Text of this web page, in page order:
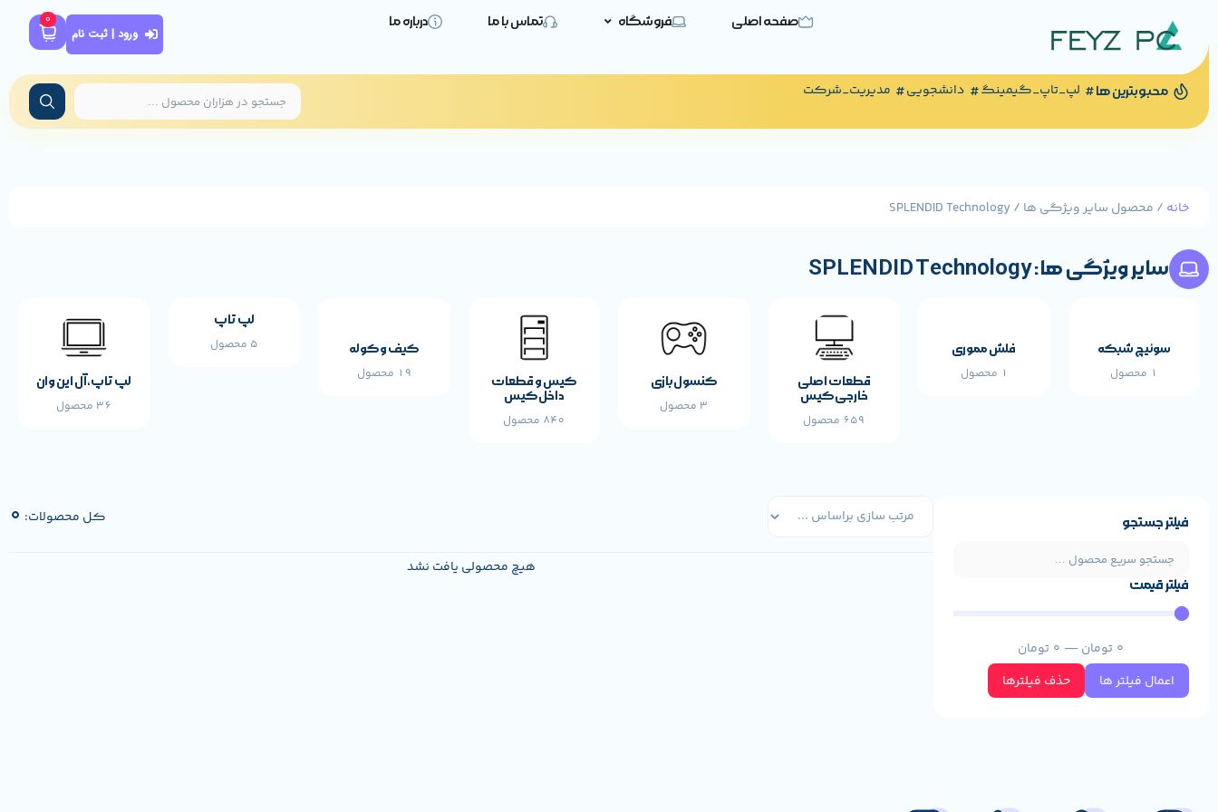
صفحه اصلی فروشگاه تماس با ما درباره ما
ورود | ثبت نام
0
محبوبترین ها لپ_تاپ_گیمینگ دانشجویی مدیریت_شرکت
خانه / محصول سایر ویژگی ها / SPLENDID Technology
سایر ویژگی ها: SPLENDID Technology
سوئیچ شبکه
1 محصول
فلش مموری
1 محصول
قطعات اصلی
خارجی کیس
659 محصول
کنسول بازی
3 محصول
کیس و قطعات
داخل کیس
840 محصول
کیف و کوله
19 محصول
لپ تاپ
5 محصول
لپ تاپ،آل این وان
36 محصول
فیلتر جستجو
فیلتر قیمت
0 تومان —
0 تومان
اعمال فیلتر ها
حذف فیلترها
کل محصولات: 0
هیچ محصولی یافت نشد